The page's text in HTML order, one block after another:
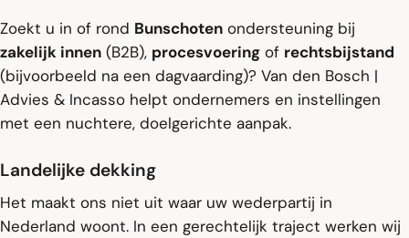
Zoekt u in of rond Bunschoten ondersteuning bij
zakelijk innen (B2B), procesvoering of rechtsbijstand
(bijvoorbeeld na een dagvaarding)? Van den Bosch |
Advies & Incasso helpt ondernemers en instellingen
met een nuchtere, doelgerichte aanpak.
Landelijke dekking
Het maakt ons niet uit waar uw wederpartij in
Nederland woont. In een gerechtelijk traject werken wij